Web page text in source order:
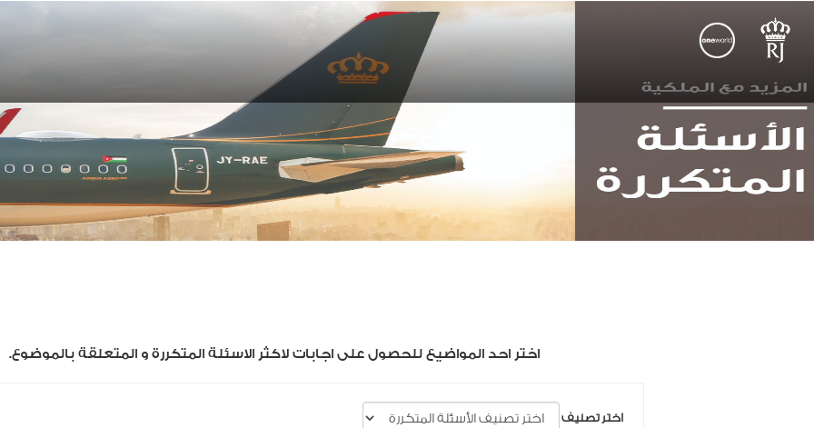
اختر احد المواضيع للحصول على اجابات لاكثر الاسئلة المتكررة و المتعلقة بالموضوع.
اختر تصنيف